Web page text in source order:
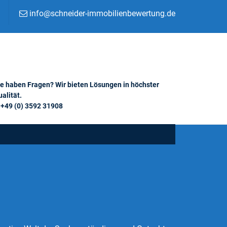
info@schneider-immobilienbewertung.de
haben Fragen? Wir bieten Lösungen in höchster
(0) 3592 31908